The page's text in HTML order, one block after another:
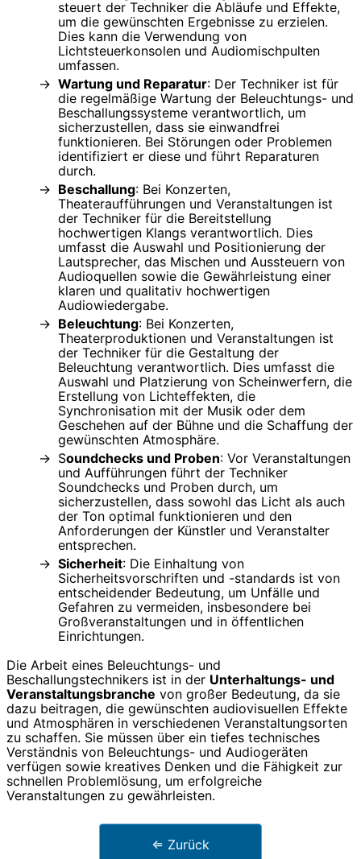
steuert der Techniker die Abläufe und Effekte,
um die gewünschten Ergebnisse zu erzielen.
Dies kann die Verwendung von
Lichtsteuerkonsolen und Audiomischpulten
umfassen.
Wartung und Reparatur: Der Techniker ist für
die regelmäßige Wartung der Beleuchtungs- und
Beschallungssysteme verantwortlich, um
sicherzustellen, dass sie einwandfrei
funktionieren. Bei Störungen oder Problemen
identifiziert er diese und führt Reparaturen
durch.
Beschallung: Bei Konzerten,
Theateraufführungen und Veranstaltungen ist
der Techniker für die Bereitstellung
hochwertigen Klangs verantwortlich. Dies
umfasst die Auswahl und Positionierung der
Lautsprecher, das Mischen und Aussteuern von
Audioquellen sowie die Gewährleistung einer
klaren und qualitativ hochwertigen
Audiowiedergabe.
Beleuchtung: Bei Konzerten,
Theaterproduktionen und Veranstaltungen ist
der Techniker für die Gestaltung der
Beleuchtung verantwortlich. Dies umfasst die
Auswahl und Platzierung von Scheinwerfern, die
Erstellung von Lichteffekten, die
Synchronisation mit der Musik oder dem
Geschehen auf der Bühne und die Schaffung der
gewünschten Atmosphäre.
Soundchecks und Proben: Vor Veranstaltungen
und Aufführungen führt der Techniker
Soundchecks und Proben durch, um
sicherzustellen, dass sowohl das Licht als auch
der Ton optimal funktionieren und den
Anforderungen der Künstler und Veranstalter
entsprechen.
Sicherheit: Die Einhaltung von
Sicherheitsvorschriften und -standards ist von
entscheidender Bedeutung, um Unfälle und
Gefahren zu vermeiden, insbesondere bei
Großveranstaltungen und in öffentlichen
Einrichtungen.
Die Arbeit eines Beleuchtungs- und
Beschallungstechnikers ist in der Unterhaltungs- und
Veranstaltungsbranche von großer Bedeutung, da sie
dazu beitragen, die gewünschten audiovisuellen Effekte
und Atmosphären in verschiedenen Veranstaltungsorten
zu schaffen. Sie müssen über ein tiefes technisches
Verständnis von Beleuchtungs- und Audiogeräten
verfügen sowie kreatives Denken und die Fähigkeit zur
schnellen Problemlösung, um erfolgreiche
Veranstaltungen zu gewährleisten.
⇐ Zurück